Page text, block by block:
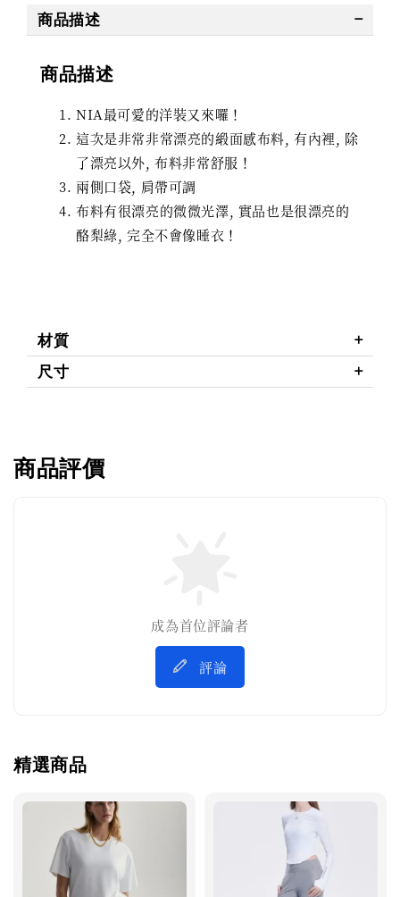
商品描述
商品描述
NIA最可愛的洋裝又來囉！
這次是非常非常漂亮的緞面感布料, 有內裡, 除
了漂亮以外, 布料非常舒服！
兩側口袋, 肩帶可調
布料有很漂亮的微微光澤, 實品也是很漂亮的
酪梨綠, 完全不會像睡衣！
材質
尺寸
商品評價
成為首位評論者
評論
精選商品